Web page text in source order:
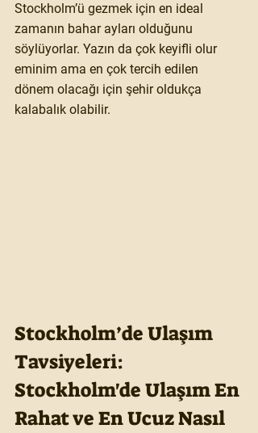
Stockholm’ü gezmek için en ideal
zamanın bahar ayları olduğunu
söylüyorlar. Yazın da çok keyifli olur
eminim ama en çok tercih edilen
dönem olacağı için şehir oldukça
kalabalık olabilir.
Stockholm’de Ulaşım
Tavsiyeleri:
Stockholm'de Ulaşım En
Rahat ve En Ucuz Nasıl